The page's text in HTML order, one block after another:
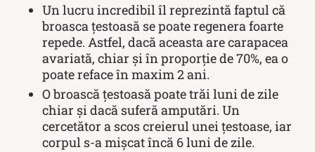
Un lucru incredibil îl reprezintă faptul că
broasca țestoasă se poate regenera foarte
repede. Astfel, dacă aceasta are carapacea
avariată, chiar și în proporție de 70%, ea o
poate reface în maxim 2 ani.
O broască țestoasă poate trăi luni de zile
chiar și dacă suferă amputări. Un
cercetător a scos creierul unei țestoase, iar
corpul s-a mișcat încă 6 luni de zile.